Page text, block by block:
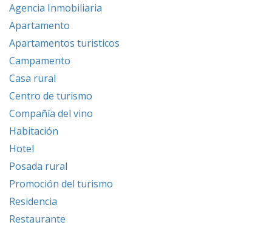
Agencia Inmobiliaria
Apartamento
Apartamentos turisticos
Campamento
Casa rural
Centro de turismo
Compañía del vino
Habitación
Hotel
Posada rural
Promoción del turismo
Residencia
Restaurante